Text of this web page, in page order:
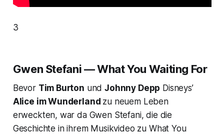
3
Gwen Stefani — What You Waiting For
Bevor Tim Burton undJohnny Depp Disneys’
Alice im Wunderland zu neuem Leben
erweckten, war da Gwen Stefani, die die
Geschichte in ihrem Musikvideo zu What You